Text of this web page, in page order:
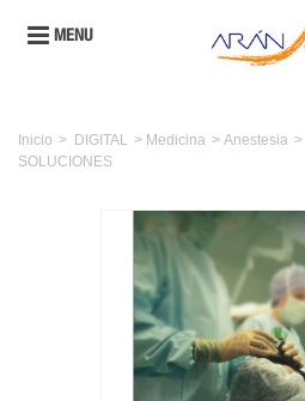
MENU
Inicio > DIGITAL > Medicina > Anestesia >
SOLUCIONES